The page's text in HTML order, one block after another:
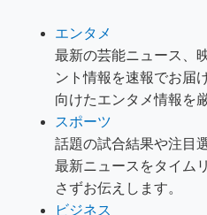
エンタメ
最新の芸能ニュース、
ント情報を速報でお届
向けたエンタメ情報を
スポーツ
話題の試合結果や注目
最新ニュースをタイム
さずお伝えします。
ビジネス